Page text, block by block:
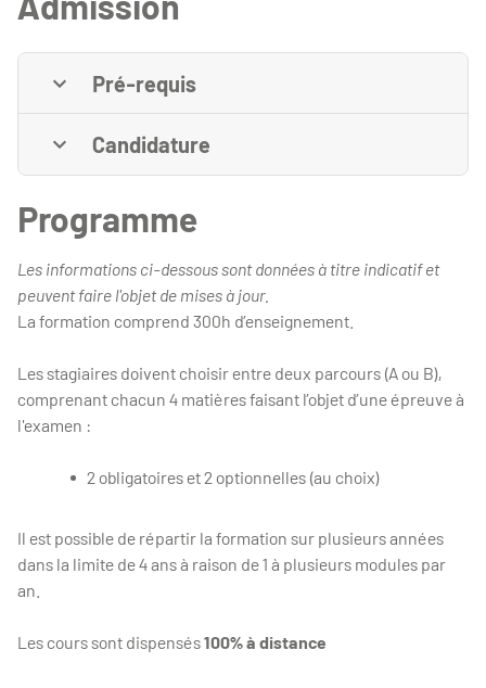
Pré-requis
Candidature
Programme
Les informations ci-dessous sont données à titre indicatif et
peuvent faire l'objet de mises à jour.
La formation comprend 300h d’enseignement.
Les stagiaires doivent choisir entre deux parcours (A ou B),
comprenant chacun 4 matières faisant l’objet d’une épreuve à
l'examen :
2 obligatoires et 2 optionnelles (au choix)
Il est possible de répartir la formation sur plusieurs années
dans la limite de 4 ans à raison de 1 à plusieurs modules par
an.
Les cours sont dispensés100% à distance